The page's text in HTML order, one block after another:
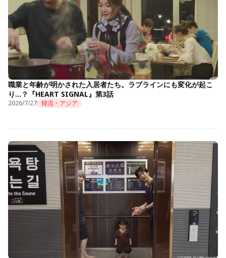
職業と年齢が明かされた入居者たち。ラブラインにも変化が起こ
り…？『HEART SIGNAL』第3話
2026/7/27 韓流・アジア